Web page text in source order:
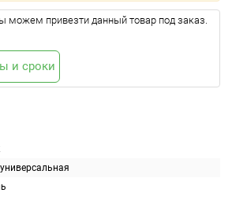
можем привезти данный товар под заказ.
и сроки